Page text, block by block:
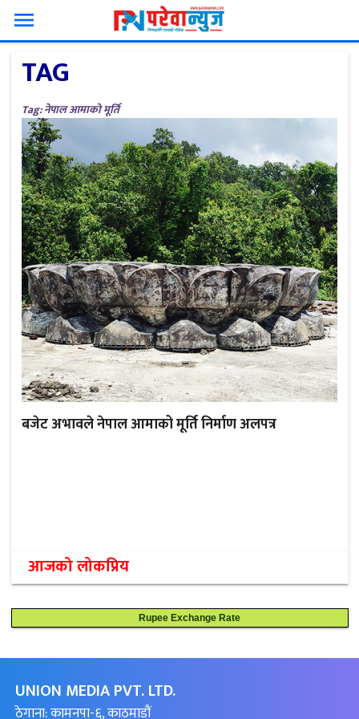
menu
TAG
Tag: नेपाल आमाको मूर्ति
बजेट अभावले नेपाल आमाको मूर्ति निर्माण अलपत्र
आजको लोकप्रिय
Rupee Exchange Rate
UNION MEDIA PVT. LTD.
ठेगाना: कामनपा-६, काठमाडौं